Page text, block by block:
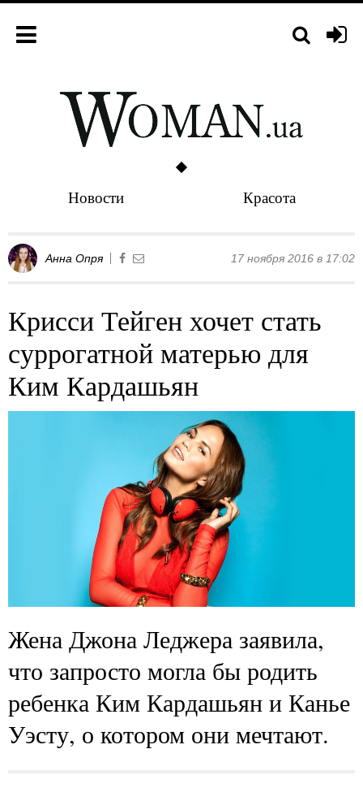
Новости Красота
Анна Опря 17 ноября 2016 в 17:02
Крисси Тейген хочет стать
суррогатной матерью для
Ким Кардашьян
Жена Джона Леджера заявила,
что запросто могла бы родить
ребенка Ким Кардашьян и Канье
Уэсту, о котором они мечтают.